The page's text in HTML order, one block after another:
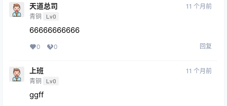
天道总司
青铜 Lv0
11 个月前
66666666666
0 0 回复
上班
青铜 Lv0
11 个月前
ggff